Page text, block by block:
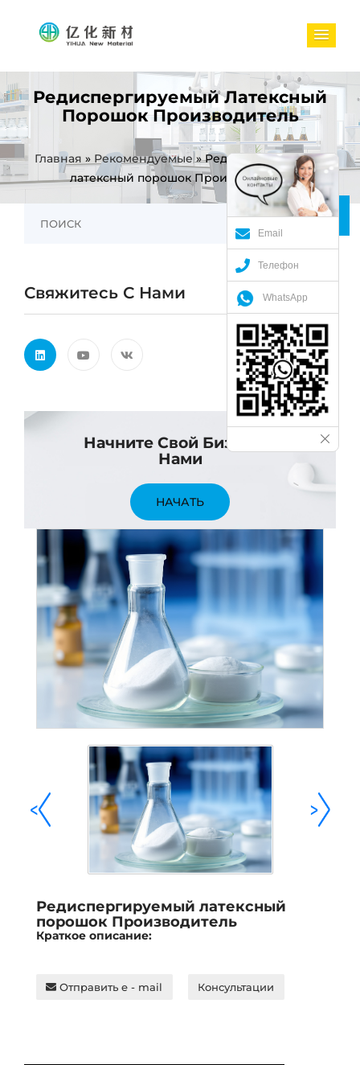
Редиспергируемый Латексный
Порошок Производитель
Главная » Рекомендуемые»Редиспергируемый
латексный порошок Производитель
Свяжитесь С Нами
Начните Свой Бизнес С
Нами
НАЧАТЬ
>
<
Редиспергируемый латексный
порошок Производитель
Краткое описание:
Отправить e - mail Консультации
Email
Телефон
WhatsApp